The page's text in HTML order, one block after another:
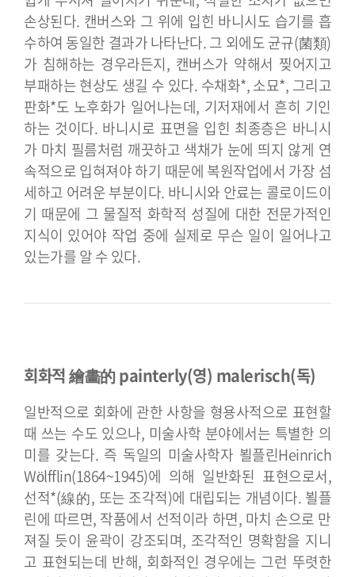
손상된다. 캔버스와 그 위에 입힌 바니시도 습기를 흡
수하여 동일한 결과가 나타난다. 그 외에도 균규(菌類)
가 침해하는 경우라든지, 캔버스가 약해서 찢어지고
부패하는 현상도 생길 수 있다. 수채화*, 소묘*, 그리고
판화*도 노후화가 일어나는데, 기저재에서 흔히 기인
하는 것이다. 바니시로 표면을 입힌 최종층은 바니시
가 마치 필름처럼 깨끗하고 색채가 눈에 띄지 않게 연
속적으로 입혀져야 하기 때문에 복원작업에서 가장 섬
세하고 어려운 부분이다. 바니시와 안료는 콜로이드이
기 때문에 그 물질적 화학적 성질에 대한 전문가적인
지식이 있어야 작업 중에 실제로 무슨 일이 일어나고
있는가를 알 수 있다.
회화적 繪畵的 painterly(영) malerisch(독)
일반적으로 회화에 관한 사항을 형용사적으로 표현할
때 쓰는 수도 있으나, 미술사학 분야에서는 특별한 의
미를 갖는다. 즉 독일의 미술사학자 뵐플린Heinrich
Wölfflin(1864~1945)에 의해 일반화된 표현으로서,
선적*(線的, 또는 조각적)에 대립되는 개념이다. 뵐플
린에 따르면, 작품에서 선적이라 하면, 마치 손으로 만
져질 듯이 윤곽이 강조되며, 조각적인 명확함을 지니
고 표현되는데 반해, 회화적인 경우에는 그런 뚜렷한